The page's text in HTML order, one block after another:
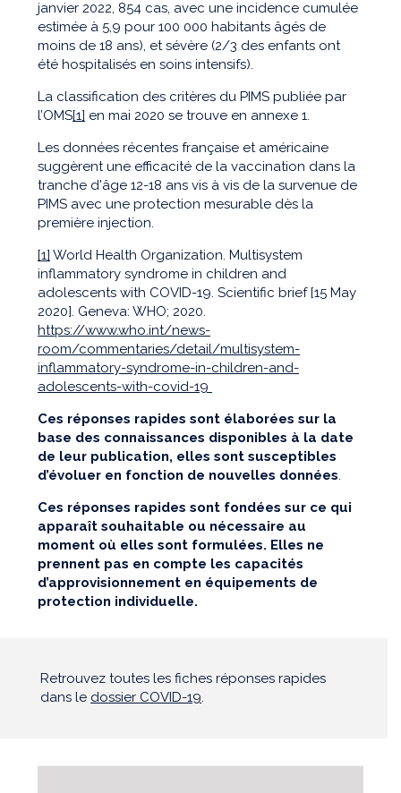
janvier 2022, 854 cas, avec une incidence cumulée
estimée à 5,9 pour 100 000 habitants âgés de
moins de 18 ans), et sévère (2/3 des enfants ont
été hospitalisés en soins intensifs).
La classification des critères du PIMS publiée par
l’OMS[1] en mai 2020 se trouve en annexe 1.
Les données récentes française et américaine
suggèrent une efficacité de la vaccination dans la
tranche d'âge 12-18 ans vis à vis de la survenue de
PIMS avec une protection mesurable dès la
première injection.
[1] World Health Organization. Multisystem
inflammatory syndrome in children and
adolescents with COVID-19. Scientific brief [15 May
2020]. Geneva: WHO; 2020.
https://www.who.int/news-
room/commentaries/detail/multisystem-
inflammatory-syndrome-in-children-and-
adolescents-with-covid-19
Ces réponses rapides sont élaborées sur la
base des connaissances disponibles à la date
de leur publication, elles sont susceptibles
d’évoluer en fonction de nouvelles données.
Ces réponses rapides sont fondées sur ce qui
apparaît souhaitable ou nécessaire au
moment où elles sont formulées. Elles ne
prennent pas en compte les capacités
d’approvisionnement en équipements de
protection individuelle.
Retrouvez toutes les fiches réponses rapides
dans le dossier COVID-19.